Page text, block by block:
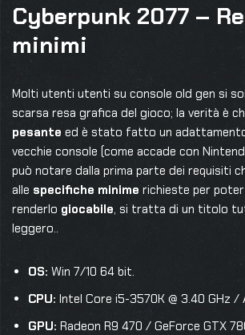
Cyberpunk 2077 –
minimi
Molti utenti utenti su console old gen si
scarsa resa grafica del gioco; la verità è
pesante ed è stato fatto un
vecchie console (come accade con
può notare dalla prima parte dei requisiti
alle specifiche minime richieste per
renderlo giocabile, si tratta di un titolo
leggero..
OS: Win 7/10 64 bit.
CPU: Intel Core i5-3570K @ 3.40 GHz /
GPU: Radeon R9 470 / GeForce GTX